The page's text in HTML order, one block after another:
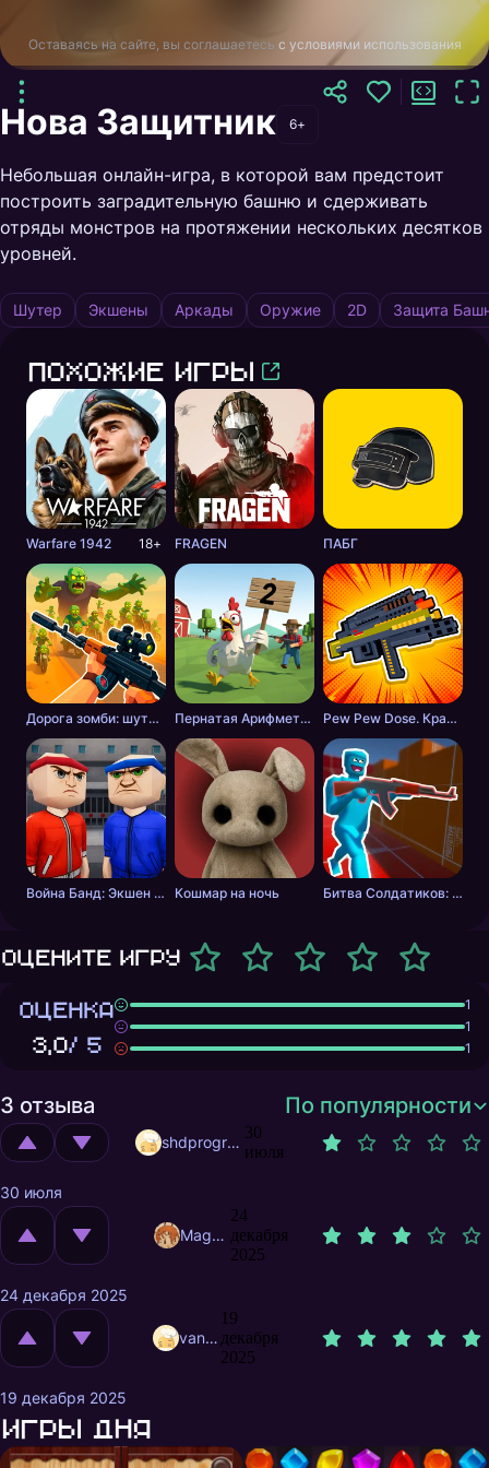
Оставаясь на сайте, вы соглашаетесь с условиями использования
Нова Защитник 6+
Небольшая онлайн-игра, в которой вам предстоит
построить заградительную башню и сдерживать
отряды монстров на протяжении нескольких десятков
уровней.
Шутер Экшены Аркады Оружие 2D Защита
Похожие игры
Warfare 1942 18+ FRAGEN ПАБГ
Дорога зомби: шутер с разрушениями Пернатая Арифметика Pew Pew Dose. Крафт оружия
Война Банд: Экшен шутер Кошмар на ночь Битва Солдатиков: Красные против Синих
Оцените игру
ОЦЕНКА
3,0/ 5
1
1
1
3 отзыва По популярности
shdprogrammer
30
июля
30 июля
MagnificentMrFox
24
декабря
2025
24 декабря 2025
vanavzhik
19
декабря
2025
19 декабря 2025
Игры дня